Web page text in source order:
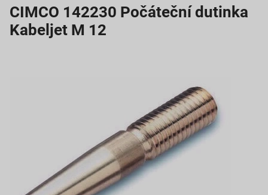
CIMCO 142230 Počáteční dutinka
Kabeljet M 12